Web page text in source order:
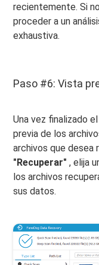
recientemente. Si
proceder a un
exhaustiva.
Paso #6: Vista
Una vez finalizado
previa de los
archivos que desea
"Recuperar" , elija
los archivos
sus datos.